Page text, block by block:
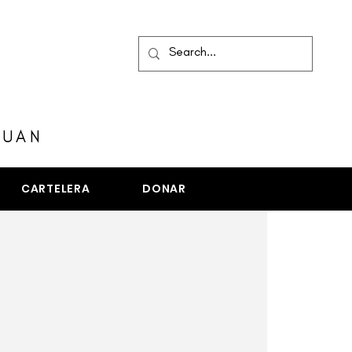
CARTELERA DONAR